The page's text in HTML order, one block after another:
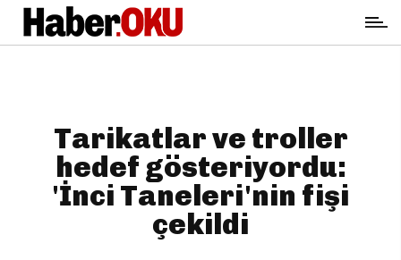
Tarikatlar ve troller
hedef gösteriyordu:
'İnci Taneleri'nin fişi
çekildi